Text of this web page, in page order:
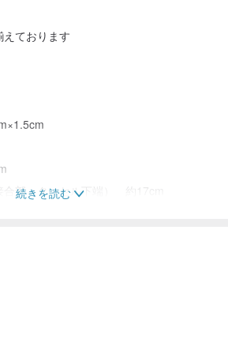
ております
合部～タッセル下端） 約17cm
続きを読む